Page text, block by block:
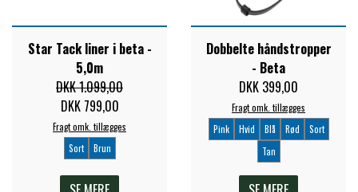
Star Tack liner i beta -
5,0m
DKK 1.099,00
DKK 799,00
Fragt omk. tillægges
Sort
Brun
Dobbelte håndstropper
- Beta
DKK 399,00
Fragt omk. tillægges
Pink
Hvid Blå Rød
Sort
Tan